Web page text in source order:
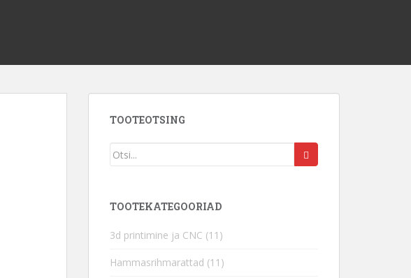
TOOTEOTSING
TOOTEKATEGOORIAD
3d printimine ja CNC (11)
Hammasrihmarattad (11)